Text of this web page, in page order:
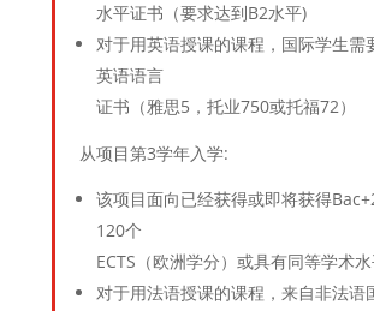
水平证书（要求达到B2水平)
对于用英语授课的课程，国际学生需
英语语言
证书（雅思5，托业750或托福72）
从项目第3学年入学:
该项目面向已经获得或即将获得
120个
ECTS（欧洲学分）或具有同等学术
对于用法语授课的课程，来自非法语